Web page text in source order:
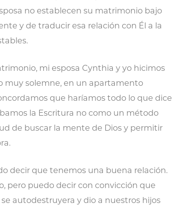
no establecen su matrimonio bajo
y de traducir esa relación con Él a la
mi esposa Cynthia y yo hicimos
solemne, en un apartamento
que haríamos todo lo que dice
la Escritura no como un método
de buscar la mente de Dios y permitir
decir que tenemos una buena relación.
pero puedo decir con convicción que
autodestruyera y dio a nuestros hijos